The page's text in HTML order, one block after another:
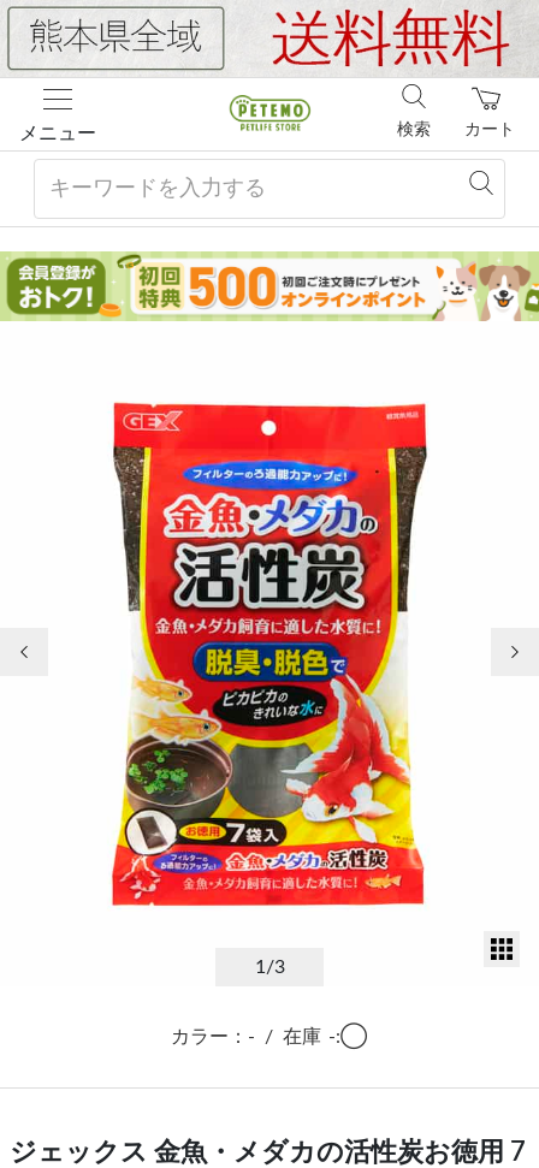
メニュー カート
検索
1/3
カラー：- / 在庫 -:◯
ジェックス 金魚・メダカの活性炭お徳用 7